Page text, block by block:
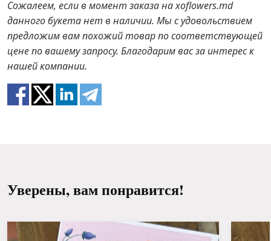
В случае если каких-то составляющих букета не
будет в наличии, мы предложим вам варианты
замены на аналоги. Также будьте готовы к тому,
что цветы – это живой материал, поэтому букеты
отопительных приборов и фруктов.
Поливайте 1 раз в 2 дня ½ стакана воды.
Сожалеем, если в момент заказа на xoflowers.md
данного букета нет в наличии. Мы с удовольствием
предложим вам похожий товар по соответствующей
цене по вашему запросу. Благодарим вас за интерес к
нашей компании.
Уверены, вам понравится!